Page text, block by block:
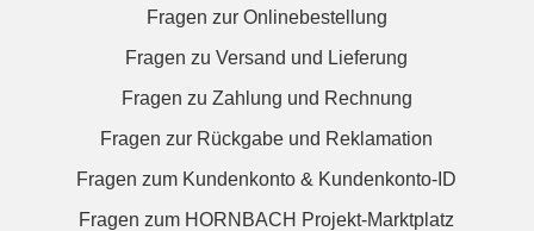
Fragen zur Onlinebestellung
Fragen zu Versand und Lieferung
Fragen zu Zahlung und Rechnung
Fragen zur Rückgabe und Reklamation
Fragen zum Kundenkonto & Kundenkonto-ID
Fragen zum HORNBACH Projekt-Marktplatz